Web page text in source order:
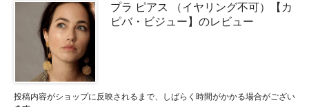
プラ ピアス （イヤリング不可）【カ
ピバ・ビジュー】のレビュー
投稿内容がショップに反映されるまで、しばらく時間がかかる場合がござい